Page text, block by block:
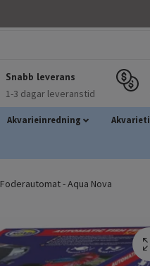
Snabb leverans
1-3 dagar leveranstid
Akvarieinredning
Foderautomat - Aqua Nova